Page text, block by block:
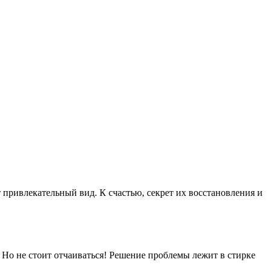
вид. К счастью, секрет их восстановления и
не стоит отчаиваться! Решение проблемы лежит в стирке